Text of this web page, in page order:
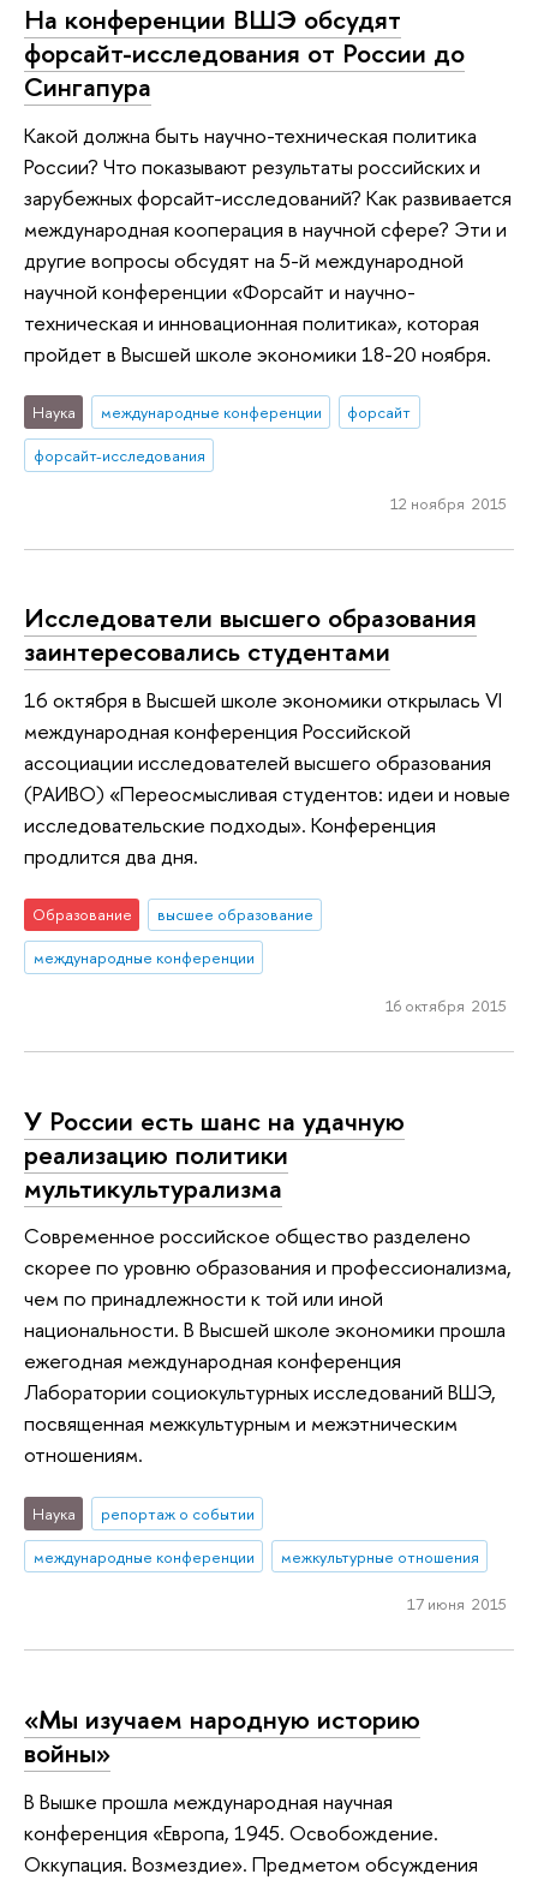
На конференции ВШЭ обсудят
форсайт-исследования от России до
Сингапура
Какой должна быть научно-техническая политика
России? Что показывают результаты российских и
зарубежных форсайт-исследований? Как развивается
международная кооперация в научной сфере? Эти и
другие вопросы обсудят на 5-й международной
научной конференции «Форсайт и научно-
техническая и инновационная политика», которая
пройдет в Высшей школе экономики 18-20 ноября.
Наука международные конференции
форсайт
форсайт-исследования
12 ноября 2015
Исследователи высшего образования
заинтересовались студентами
16 октября в Высшей школе экономики открылась VI
международная конференция Российской
ассоциации исследователей высшего образования
(РАИВО) «Переосмысливая студентов: идеи и новые
исследовательские подходы». Конференция
продлится два дня.
Образование
высшее образование
международные конференции
16 октября 2015
У России есть шанс на удачную
реализацию политики
мультикультурализма
Современное российское общество разделено
скорее по уровню образования и профессионализма,
чем по принадлежности к той или иной
национальности. В Высшей школе экономики прошла
ежегодная международная конференция
Лаборатории социокультурных исследований ВШЭ,
посвященная межкультурным и межэтническим
отношениям.
Наука
репортаж о событии
международные конференции
межкультурные отношения
17 июня 2015
«Мы изучаем народную историю
войны»
В Вышке прошла международная научная
конференция «Европа, 1945. Освобождение.
Оккупация. Возмездие». Предметом обсуждения